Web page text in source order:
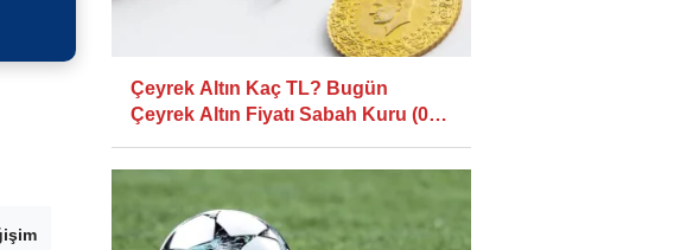
Çeyrek Altın Kaç TL? Bugün
Çeyrek Altın Fiyatı Sabah Kuru (07